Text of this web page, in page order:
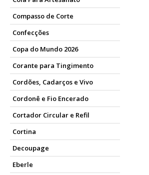
Compasso de Corte
Confecções
Copa do Mundo 2026
Corante para Tingimento
Cordões, Cadarços e Vivo
Cordonê e Fio Encerado
Cortador Circular e Refil
Cortina
Decoupage
Eberle